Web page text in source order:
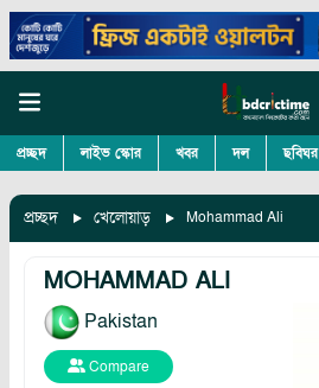
প্রচ্ছদ লাইভ স্কোর খবর দল ছবিঘর
প্রচ্ছদ খেলোয়াড় Mohammad Ali
MOHAMMAD ALI
Pakistan
Compare